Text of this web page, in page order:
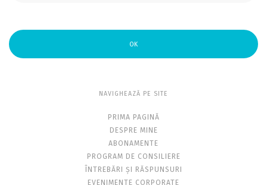
OK
NAVIGHEAZĂ PE SITE
PRIMA PAGINĂ
DESPRE MINE
ABONAMENTE
PROGRAM DE CONSILIERE
ÎNTREBĂRI ȘI RĂSPUNSURI
EVENIMENTE CORPORATE